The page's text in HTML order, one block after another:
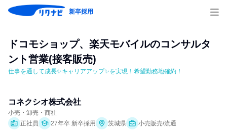
新卒採用
ドコモショップ、楽天モバイルのコンサルタ
ント営業(接客販売)
仕事を通して成長✨キャリアアップ✨を実現！希望勤務地確約！
コネクシオ株式会社
小売・卸売・商社
正社員
27年卒 新卒採用 茨城県 小売販売/流通